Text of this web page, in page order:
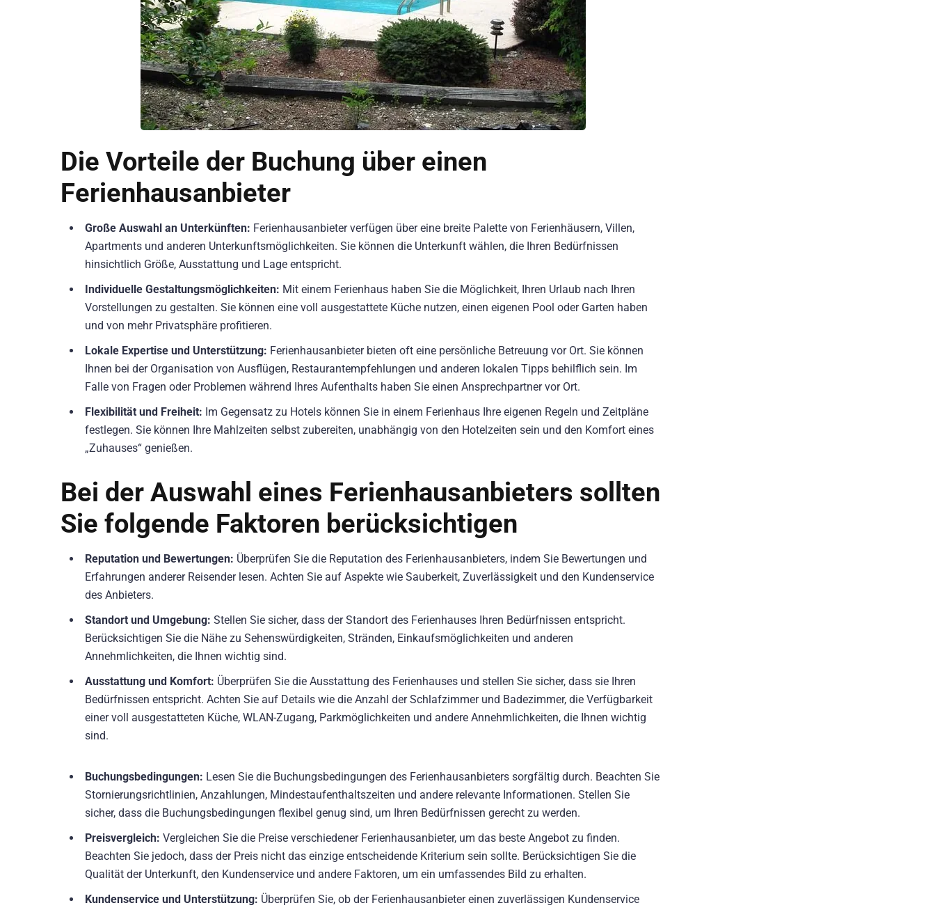
Die Vorteile der Buchung über einen
Ferienhausanbieter
Große Auswahl an Unterkünften: Ferienhausanbieter verfügen über eine breite Palette von Ferienhäusern, Villen,
Apartments und anderen Unterkunftsmöglichkeiten. Sie können die Unterkunft wählen, die Ihren Bedürfnissen
hinsichtlich Größe, Ausstattung und Lage entspricht.
Individuelle Gestaltungsmöglichkeiten: Mit einem Ferienhaus haben Sie die Möglichkeit, Ihren Urlaub nach Ihren
Vorstellungen zu gestalten. Sie können eine voll ausgestattete Küche nutzen, einen eigenen Pool oder Garten haben
und von mehr Privatsphäre profitieren.
Lokale Expertise und Unterstützung: Ferienhausanbieter bieten oft eine persönliche Betreuung vor Ort. Sie können
Ihnen bei der Organisation von Ausflügen, Restaurantempfehlungen und anderen lokalen Tipps behilflich sein. Im
Falle von Fragen oder Problemen während Ihres Aufenthalts haben Sie einen Ansprechpartner vor Ort.
Flexibilität und Freiheit: Im Gegensatz zu Hotels können Sie in einem Ferienhaus Ihre eigenen Regeln und Zeitpläne
festlegen. Sie können Ihre Mahlzeiten selbst zubereiten, unabhängig von den Hotelzeiten sein und den Komfort eines
„Zuhauses“ genießen.
Bei der Auswahl eines Ferienhausanbieters sollten
Sie folgende Faktoren berücksichtigen
Reputation und Bewertungen: Überprüfen Sie die Reputation des Ferienhausanbieters, indem Sie Bewertungen und
Erfahrungen anderer Reisender lesen. Achten Sie auf Aspekte wie Sauberkeit, Zuverlässigkeit und den Kundenservice
des Anbieters.
Standort und Umgebung: Stellen Sie sicher, dass der Standort des Ferienhauses Ihren Bedürfnissen entspricht.
Berücksichtigen Sie die Nähe zu Sehenswürdigkeiten, Stränden, Einkaufsmöglichkeiten und anderen
Annehmlichkeiten, die Ihnen wichtig sind.
Ausstattung und Komfort: Überprüfen Sie die Ausstattung des Ferienhauses und stellen Sie sicher, dass sie Ihren
Bedürfnissen entspricht. Achten Sie auf Details wie die Anzahl der Schlafzimmer und Badezimmer, die Verfügbarkeit
einer voll ausgestatteten Küche, WLAN-Zugang, Parkmöglichkeiten und andere Annehmlichkeiten, die Ihnen wichtig
sind.
Buchungsbedingungen: Lesen Sie die Buchungsbedingungen des Ferienhausanbieters sorgfältig durch. Beachten Sie
Stornierungsrichtlinien, Anzahlungen, Mindestaufenthaltszeiten und andere relevante Informationen. Stellen Sie
sicher, dass die Buchungsbedingungen flexibel genug sind, um Ihren Bedürfnissen gerecht zu werden.
Preisvergleich: Vergleichen Sie die Preise verschiedener Ferienhausanbieter, um das beste Angebot zu finden.
Beachten Sie jedoch, dass der Preis nicht das einzige entscheidende Kriterium sein sollte. Berücksichtigen Sie die
Qualität der Unterkunft, den Kundenservice und andere Faktoren, um ein umfassendes Bild zu erhalten.
Kundenservice und Unterstützung: Überprüfen Sie, ob der Ferienhausanbieter einen zuverlässigen Kundenservice